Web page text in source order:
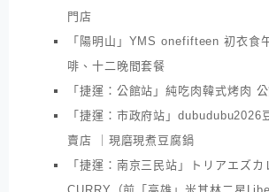
門店
「陽明山」YMS onefifteen 初衣食
啡、十二晚間套餐
「捷運：公館站」純吃肉韓式烤肉
「捷運：市政府站」dubudubu2026
賣店 ｜現磨現煮豆腐鍋
「捷運：南京三民站」トリアエズ